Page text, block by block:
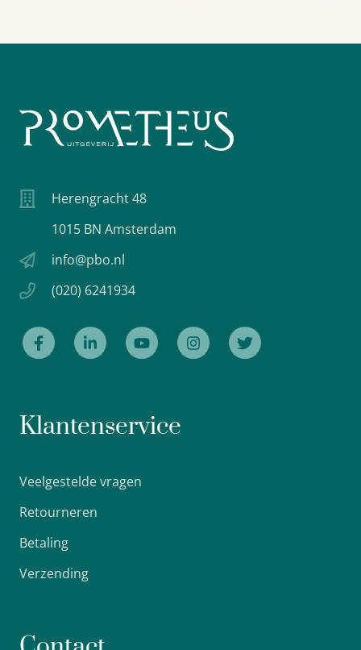
Herengracht 48
1015 BN Amsterdam
info@pbo.nl
(020) 6241934
Klantenservice
Veelgestelde vragen
Retourneren
Betaling
Verzending